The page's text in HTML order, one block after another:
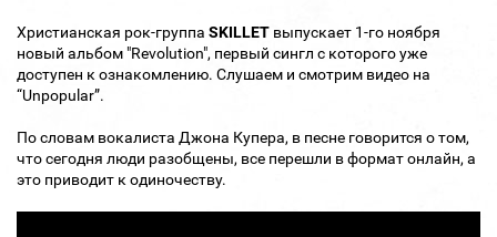
Христианская рок-группа SKILLET выпускает 1-го ноября
новый альбом "Revolution", первый сингл с которого уже
доступен к ознакомлению. Слушаем и смотрим видео на
“Unpopular”.
По словам вокалиста Джона Купера, в песне говорится о том,
что сегодня люди разобщены, все перешли в формат онлайн, а
это приводит к одиночеству.